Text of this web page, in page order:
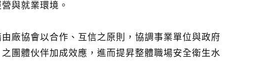
與就業環境。
廠協會以合作、互信之原則，協調事業單位與政府
團體伙伴加成效應，進而提昇整體職場安全衛生水